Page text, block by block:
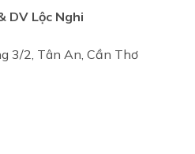
DV Lộc Nghi
3/2, Tân An, Cần Thơ